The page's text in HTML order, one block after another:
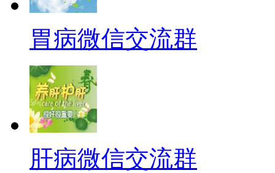
胃病微信交流群
肝病微信交流群